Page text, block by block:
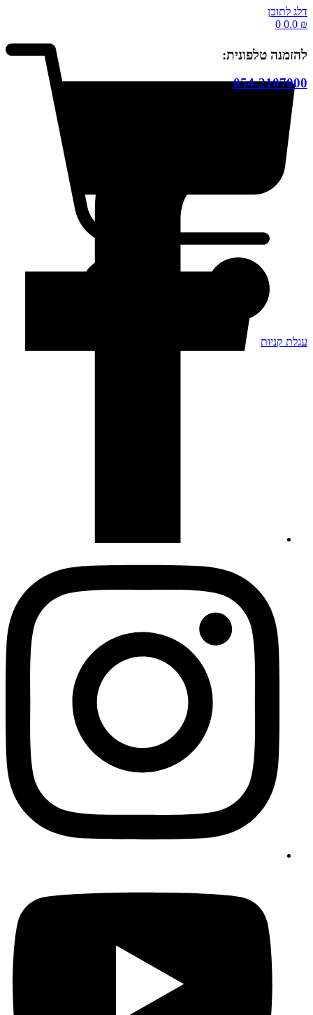
דלג לתוכן
0.0 ₪
0
עגלת קניות
להזמנה טלפונית:
054-2107000